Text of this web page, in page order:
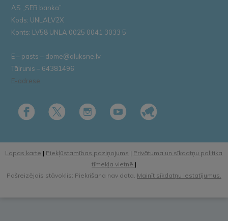
AS „SEB banka”
Kods: UNLALV2X
Konts: LV58 UNLA 0025 0041 3033 5
E – pasts – dome@aluksne.lv
Tālrunis – 64381496
E-adrese
Lapas karte | Piekļūstamības paziņojums | Privātuma un sīkdatņu politika
tīmekļa vietnē |
Pašreizējais stāvoklis: Piekrišana nav dota. Mainīt sīkdatņu iestatījumus.